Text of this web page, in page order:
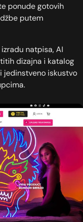
ponude gotovih
putem
natpisa, AI
dizajna i katalog
jedinstveno iskustvo